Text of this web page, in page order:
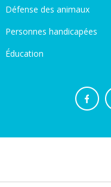
Défense des animaux
Personnes handicapées
Éducation